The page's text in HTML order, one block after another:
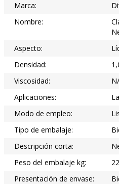
Marca:
Nombre:
Aspecto:
Densidad:
Viscosidad:
Aplicaciones:
Modo de empleo:
Tipo de embalaje:
Descripción corta:
Peso del embalaje kg:
Presentación de envase: